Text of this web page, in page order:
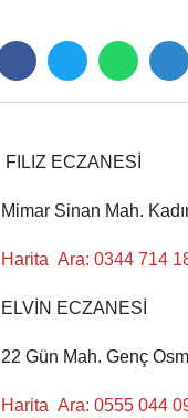
FILIZ ECZANESİ
Mimar Sinan Mah.
Harita Ara: 0344 714
ELVİN ECZANESİ
22 Gün Mah. Genç
Harita Ara: 0555 044